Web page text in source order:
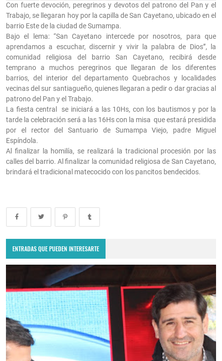
Con fuerte devoción, peregrinos y devotos del patrono del Pan y el
Trabajo, se llegaran hoy por la capilla de San Cayetano, ubicado en el
barrio Este de la ciudad de Sumampa.
Bajo el lema: “San Cayetano intercede por nosotros, para que
aprendamos a escuchar, discernir y vivir la palabra de Dios”, la
comunidad religiosa del barrio San Cayetano, recibirá desde
temprano a muchos peregrinos que llegaran de los diferentes
barrios, del interior del departamento Quebrachos y localidades
vecinas del sur santiagueño, quienes llegaran a pedir o dar gracias al
patrono del Pan y el Trabajo.
La fiesta central
se iniciará a las 10Hs, con los bautismos y por la
tarde la celebración será a las 16Hs con la misa que estará presidida
por el rector del Santuario de Sumampa Viejo, padre Miguel
Espíndola.
Al finalizar la homilía, se realizará la tradicional procesión por las
calles del barrio. Al finalizar la comunidad religiosa de San Cayetano,
brindará el tradicional matecocido con los pancitos bendecidos.
ENTRADAS QUE PUEDEN INTERESARTE